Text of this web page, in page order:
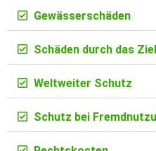
Gewässerschäden
Schäden durch das
Weltweiter Schutz
Schutz bei